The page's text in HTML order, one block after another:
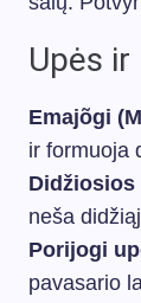
Upės ir
Emajõgi
ir formuoja
Didžiosios
neša
Porijogi
pavasario